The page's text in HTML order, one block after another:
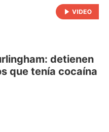
detienen
que tenía cocaína